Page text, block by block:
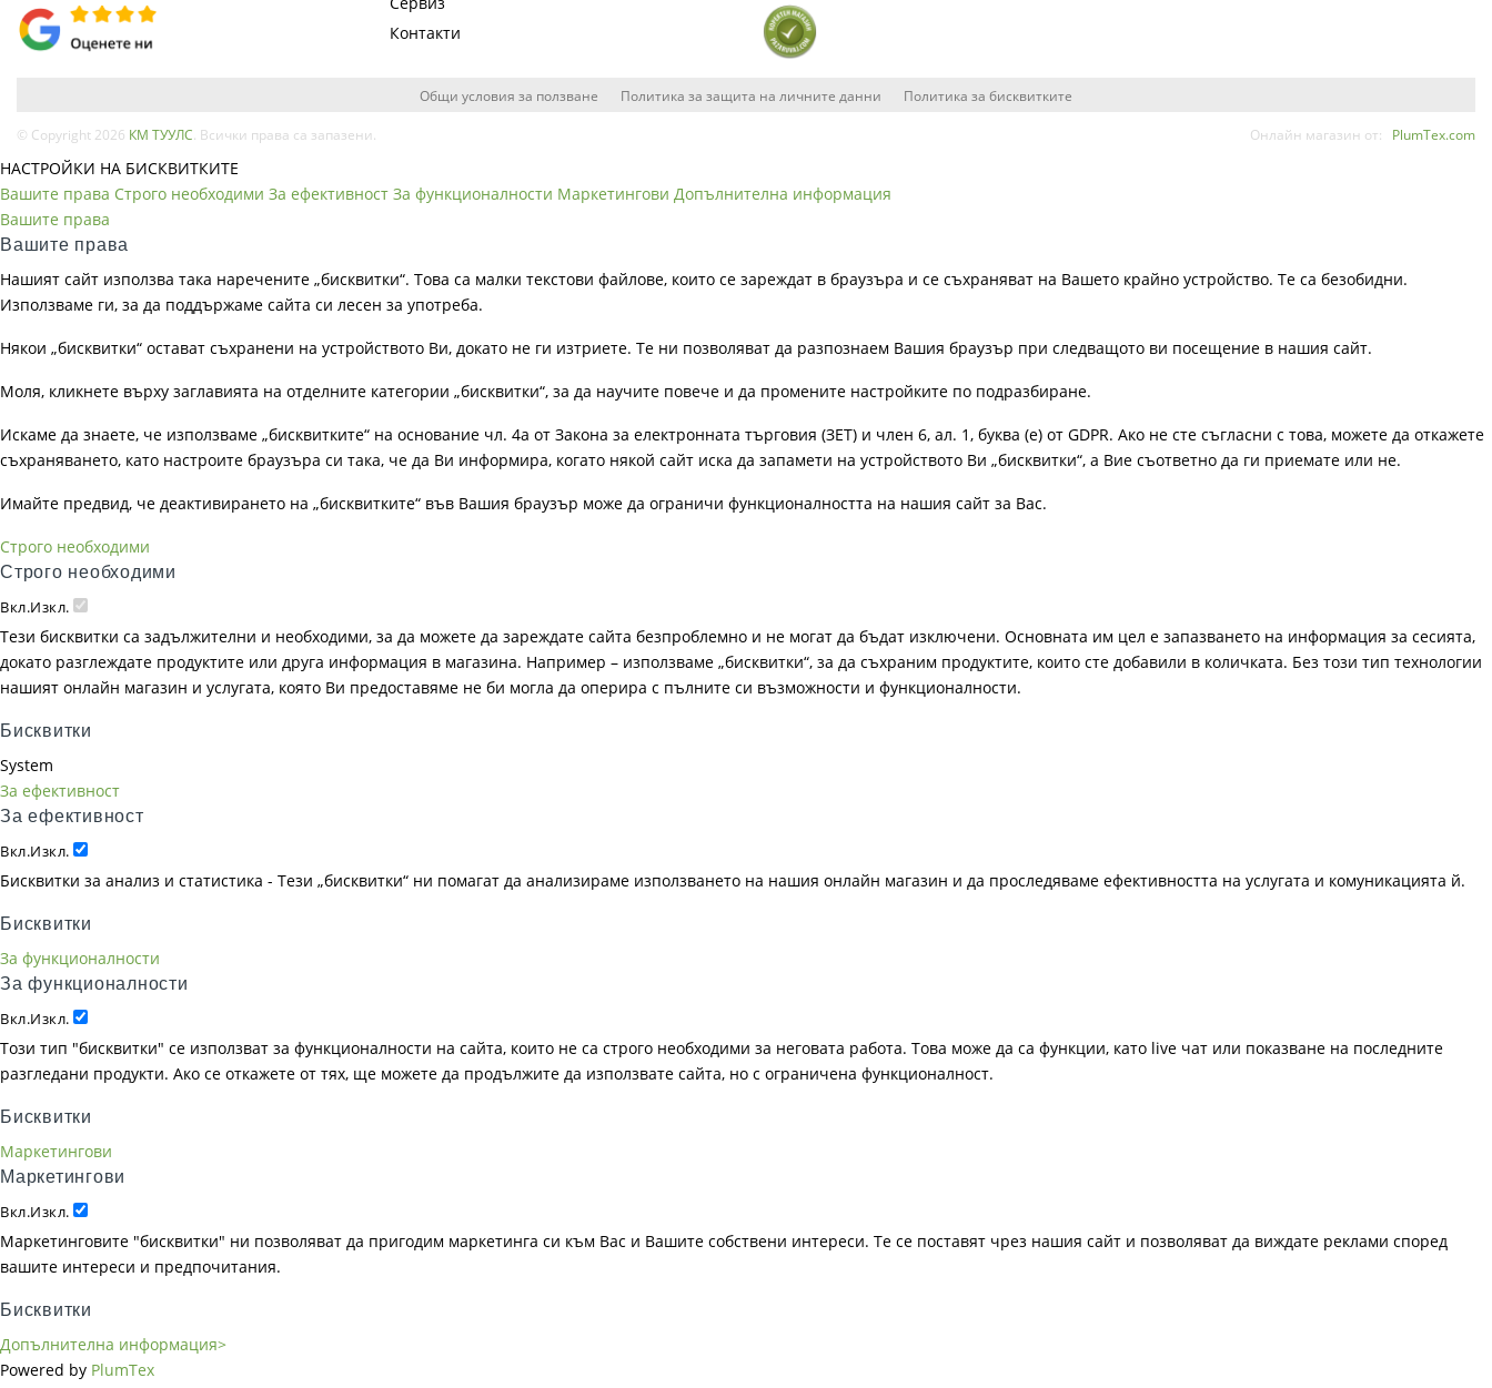
Контакти
Общи условия за ползване Политика за защита на личните данни Политика за бисквитките
© Copyright 2026 КМ ТУУЛС . Всички права са запазени. Онлайн магазин от: PlumTex.com
НАСТРОЙКИ НА БИСКВИТКИТЕ
Вашите права Строго необходими За ефективност За функционалности Маркетингови Допълнителна информация
Вашите права
Вашите права
Нашият сайт използва така наречените „бисквитки“. Това са малки текстови файлове, които се зареждат в браузъра и се съхраняват на Вашето крайно устройство. Те са безобидни.
Използваме ги, за да поддържаме сайта си лесен за употреба.
Някои „бисквитки“ остават съхранени на устройството Ви, докато не ги изтриете. Те ни позволяват да разпознаем Вашия браузър при следващото ви посещение в нашия сайт.
Моля, кликнете върху заглавията на отделните категории „бисквитки“, за да научите повече и да промените настройките по подразбиране.
Искаме да знаете, че използваме „бисквитките“ на основание чл. 4а от Закона за електронната търговия (ЗЕТ) и член 6, ал. 1, буква (е) от GDPR. Ако не сте съгласни с това, можете да откажете
съхраняването, като настроите браузъра си така, че да Ви информира, когато някой сайт иска да запамети на устройството Ви „бисквитки“, а Вие съответно да ги приемате или не.
Имайте предвид, че деактивирането на „бисквитките“ във Вашия браузър може да ограничи функционалността на нашия сайт за Вас.
Строго необходими
Строго необходими
Вкл.Изкл.
Тези бисквитки са задължителни и необходими, за да можете да зареждате сайта безпроблемно и не могат да бъдат изключени. Основната им цел е запазването на информация за сесията,
докато разглеждате продуктите или друга информация в магазина. Например – използваме „бисквитки“, за да съхраним продуктите, които сте добавили в количката. Без този тип технологии
нашият онлайн магазин и услугата, която Ви предоставяме не би могла да оперира с пълните си възможности и функционалности.
Бисквитки
System
За ефективност
За ефективност
Вкл.Изкл.
Бисквитки за анализ и статистика - Тези „бисквитки“ ни помагат да анализираме използването на нашия онлайн магазин и да проследяваме ефективността на услугата и комуникацията й.
Бисквитки
За функционалности
За функционалности
Вкл.Изкл.
Този тип "бисквитки" се използват за функционалности на сайта, които не са строго необходими за неговата работа. Това може да са функции, като live чат или показване на последните
разгледани продукти. Ако се откажете от тях, ще можете да продължите да използвате сайта, но с ограничена функционалност.
Бисквитки
Маркетингови
Маркетингови
Вкл.Изкл.
Маркетинговите "бисквитки" ни позволяват да пригодим маркетинга си към Вас и Вашите собствени интереси. Те се поставят чрез нашия сайт и позволяват да виждате реклами според
вашите интереси и предпочитания.
Бисквитки
Допълнителна информация>
Powered by PlumTex